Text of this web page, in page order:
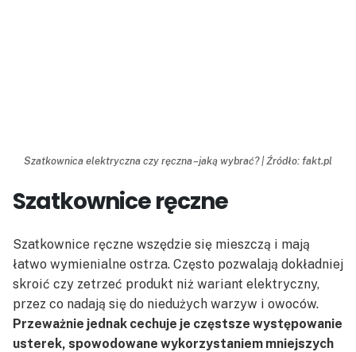
Szatkownica elektryczna czy ręczna – jaką wybrać? | Źródło: fakt.pl
Szatkownice ręczne
Szatkownice ręczne wszędzie się mieszczą i mają
łatwo wymienialne ostrza. Często pozwalają dokładniej
skroić czy zetrzeć produkt niż wariant elektryczny,
przez co nadają się do niedużych warzyw i owoców.
Przeważnie jednak cechuje je częstsze występowanie
usterek, spowodowane wykorzystaniem mniejszych